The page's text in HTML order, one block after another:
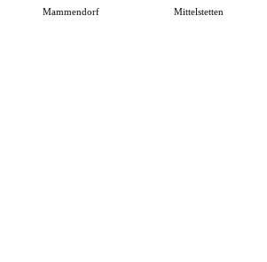
Mammendorf Mittelstetten